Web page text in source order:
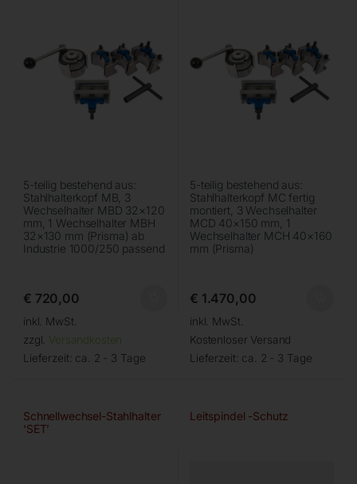
5-teilig bestehend aus:
Stahlhalterkopf MB, 3
Wechselhalter MBD 32×120
mm, 1 Wechselhalter MBH
32×130 mm (Prisma) ab
Industrie 1000/250 passend
€ 720,00
inkl. MwSt.
zzgl. Versandkosten
Lieferzeit: ca. 2 - 3 Tage
5-teilig bestehend aus:
Stahlhalterkopf MC fertig
montiert, 3 Wechselhalter
MCD 40×150 mm, 1
Wechselhalter MCH 40×160
mm (Prisma)
€ 1.470,00
inkl. MwSt.
Kostenloser Versand
Lieferzeit: ca. 2 - 3 Tage
Schnellwechsel-Stahlhalter
‘SET’
Leitspindel -Schutz